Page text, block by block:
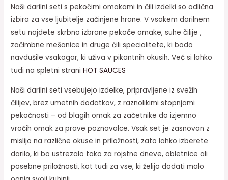
Naši darilni seti s pekočimi omakami in čili izdelki so odlična
izbira za vse ljubitelje začinjene hrane. V vsakem darilnem
setu najdete skrbno izbrane pekoče omake, suhe čilije ,
začimbne mešanice in druge čili specialitete, ki bodo
navdušile vsakogar, ki uživa v pikantnih okusih. Več si lahko
tudi na spletni straniHOT SAUCES
Naši darilni seti vsebujejo izdelke, pripravljene iz svežih
čilijev, brez umetnih dodatkov, z raznolikimi stopnjami
pekočnosti – od blagih omak za začetnike do izjemno
vročih omak za prave poznavalce. Vsak set je zasnovan z
mislijo na različne okuse in priložnosti, zato lahko izberete
darilo, ki bo ustrezalo tako za rojstne dneve, obletnice ali
posebne priložnosti, kot tudi za vse, ki želijo dodati malo